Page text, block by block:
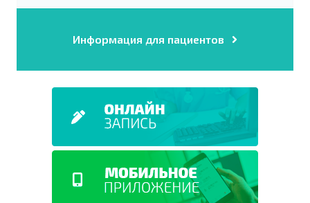
Информация для пациентов